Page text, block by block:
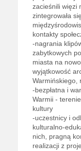
zacieśnili więzi
zintegrowała
kontakty
-nagrania
zabytkowych
miasta na
wyjątkowość
Warmińskiego,
-bezpłatna i
Warmii -
kultury
-uczestnicy i
kulturalno-
nich, pragną
realizacji z